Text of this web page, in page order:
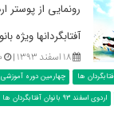
رونمایی از پوستر
آفتابگردان‎ها ویژه بانوان
۱۸ اسفند ۱۳۹۳ |
ها
چهارمین دوره آموزشی
اردوی اسفند 93 بانوان آفتابگردان ها